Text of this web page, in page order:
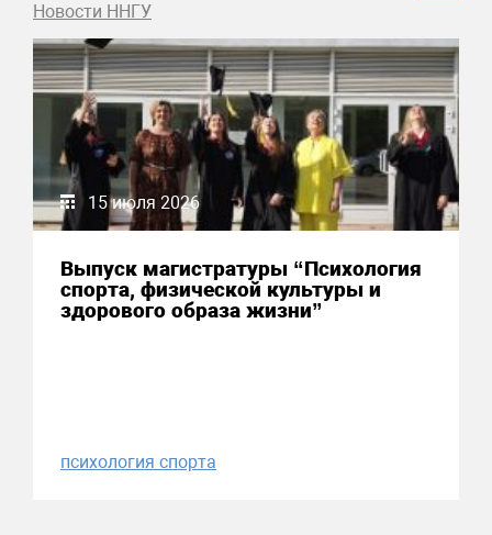
Новости ННГУ
15 июля 2026
Выпуск магистратуры “Психология
спорта, физической культуры и
здорового образа жизни”
психология спорта